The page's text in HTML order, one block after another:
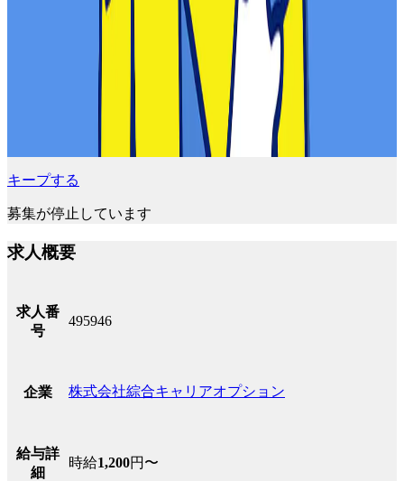
キープする
募集が停止しています
求人概要
求人番
号
495946
企業 株式会社綜合キャリアオプション
給与詳
細
時給1,200円〜